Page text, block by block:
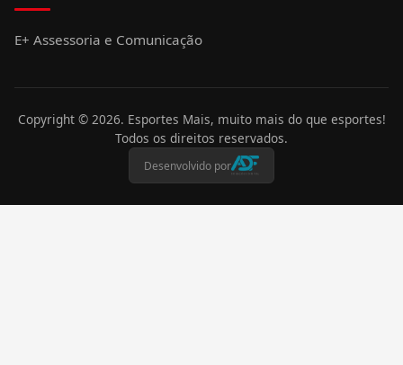
E+ Assessoria e Comunicação
Copyright © 2026. Esportes Mais, muito mais do que esportes!
Todos os direitos reservados.
Desenvolvido por